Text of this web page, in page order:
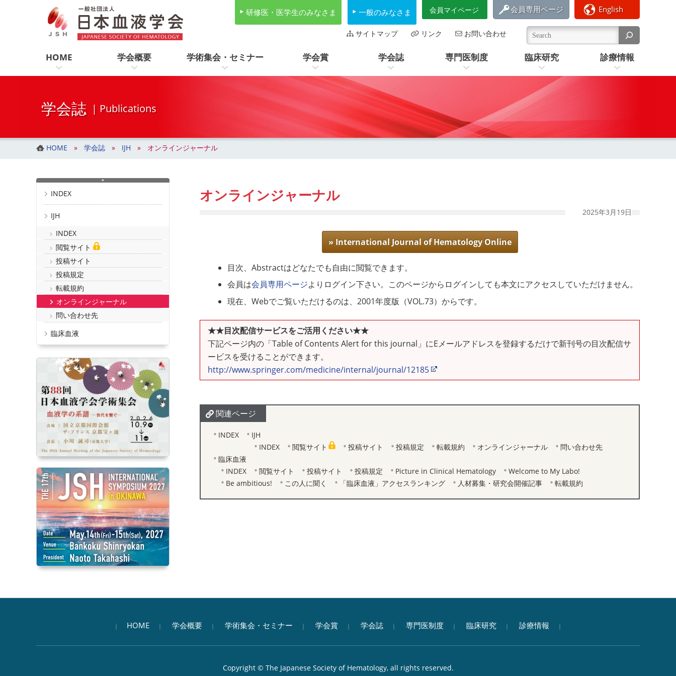
ス
ン
English
一般社団法人 日本血液学会 会員専用ページ
研修医・医学生のみなさま 一般のみなさま
サイトマップ リンク お問い合わせ
会員マイページ
HOME 学会概要 学術集会・セミナー 学会賞 学会誌 専門医制度 臨床研究 診療情報
学会誌 | Publications
HOME 学会誌 IJH オンラインジャーナル
オンラインジャーナル
最
2025年3月19日
» International Journal of Hematology Online
目次、Abstractはどなたでも自由に閲覧できます。
会員は会員専用ページよりログイン下さい。このページからログインしても本文にアクセスしていただけません。
現在、Webでご覧いただけるのは、2001年度版（VOL.73）からです。
★★目次配信サービスをご活用ください★★
下記ページ内の「Table of Contents Alert for this journal」にEメールアドレスを登録するだけで新刊号の目次配信サ
ービスを受けることができます。
http://www.springer.com/medicine/internal/journal/12185
関連ページ
INDEX
IJH
INDEX
閲覧サイト 投稿サイト 投稿規定 転載規約 オンラインジャーナル
問い合わせ先
臨床血液
INDEX
閲覧サイト 投稿サイト 投稿規定 Picture in Clinical Hematology
Welcome to My Labo!
Be ambitious!
この人に聞く 「臨床血液」アクセスランキング 人材募集・研究会開催記事 転載規約
INDEX
IJH
INDEX
閲覧サイト
投稿サイト
投稿規定
転載規約
オンラインジャーナル
問い合わせ先
臨床血液
HOME 学会概要 学術集会・セミナー 学会賞 学会誌 専門医制度 臨床研究 診療情報
Copyright © The Japanese Society of Hematology, all rights reserved.